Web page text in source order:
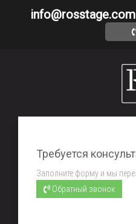
info@rosstage.com
Требуется
Заполните форму и мы
Обратный звонок